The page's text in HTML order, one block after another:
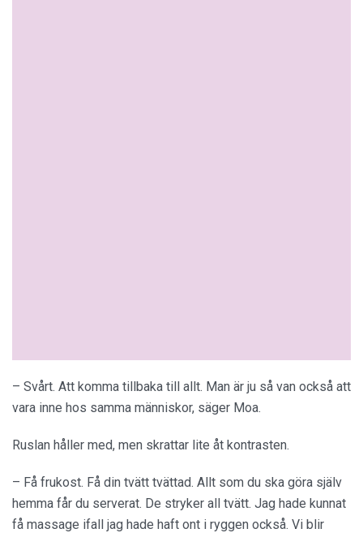
– Svårt. Att komma tillbaka till allt. Man är ju så van också att
vara inne hos samma människor, säger Moa.
Ruslan håller med, men skrattar lite åt kontrasten.
– Få frukost. Få din tvätt tvättad. Allt som du ska göra själv
hemma får du serverat. De stryker all tvätt. Jag hade kunnat
få massage ifall jag hade haft ont i ryggen också. Vi blir